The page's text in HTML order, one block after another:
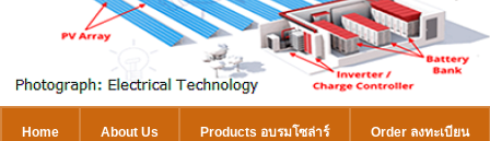
Home About Us Products อบรมโซล่าร์ Order ลงทะเบียน